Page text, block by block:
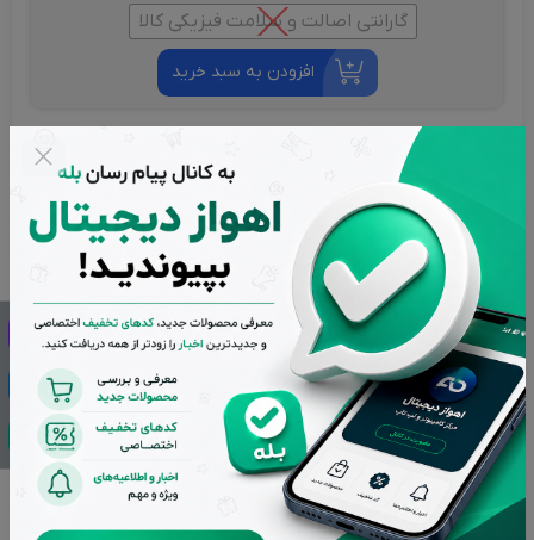
گارانتی اصالت و سلامت فیزیکی کالا
افزودن به سبد خرید
مهم و قابل توجه
تمامی کالاهای فروشگاه اهواز دیجیتال دارای گارانتی اصالت و
سلامت فیزیکی می باشند و کلیه کالاهای استوک دارای ده روز مهلت
تست هستند.
تضمین بهترین قیمت بازار
پشتیبانی از ساعت 9 تا 20 بجز ایام تعطیل
بازگشت وجه در صورت عدم رضایت
اصالت کالاها از برترین برندها
تحویل سریع در کمترین زمان ممکن